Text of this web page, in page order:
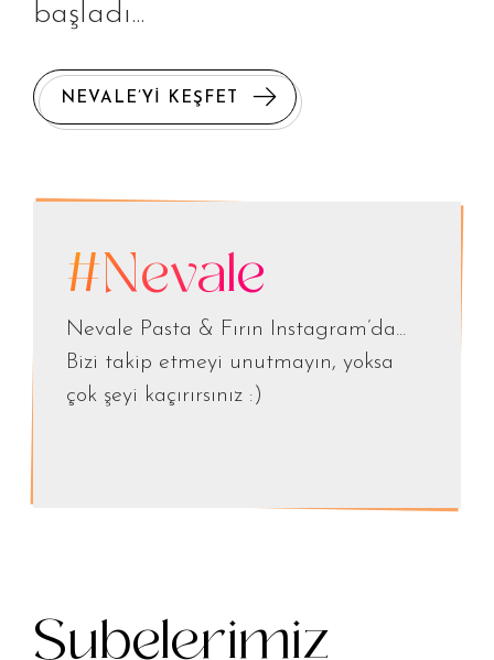
başladı...
NEVALE’Yİ KEŞFET
#Nevale
Nevale Pasta & Fırın Instagram’da...
Bizi takip etmeyi unutmayın, yoksa
çok şeyi kaçırırsınız :)
Şubelerimiz